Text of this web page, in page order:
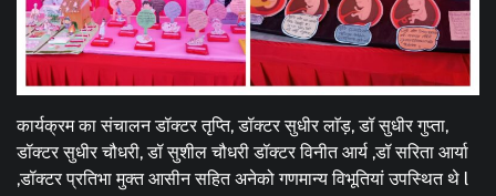
कार्यक्रम का संचालन डॉक्टर तृप्ति, डॉक्टर सुधीर लाॅड़, डॉ सुधीर गुप्ता,
डॉक्टर सुधीर चौधरी, डॉ सुशील चौधरी डॉक्टर विनीत आर्य ,डॉ सरिता आर्या
,डॉक्टर प्रतिभा मुक्त आसीन सहित अनेको गणमान्य विभूतियां उपस्थित थे l